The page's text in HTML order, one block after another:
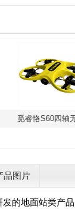
觅睿恪S60四轴无人
品图片
的地面站类产